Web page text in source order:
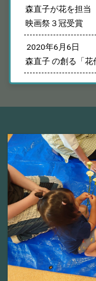
森直子が花を担
映画祭３冠受賞
2020年6月6日
森直子 の創る「花